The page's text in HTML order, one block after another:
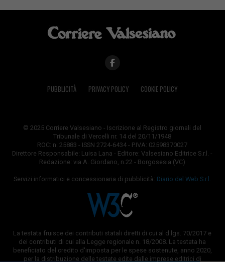
PUBBLICITÀ PRIVACY POLICY COOKIE POLICY
© 2025 Corriere Valsesiano - Iscrizione al Registro giornali del
Tribunale di Vercelli nr. 14 del 20/11/1948
ROC: n. 25883 - ISSN 2724-6434 - P.IVA: 02598370027
Direttore Responsabile: Luisa Lana - Editore: Valsesiano Editrice S.r.l. -
Redazione: via A. Giordano, n.22 - Borgosesia (VC)
Servizi informatici e concessionaria di pubblicità: Diario del Web S.r.l.
La testata fruisce dei contributi statali diretti di cui al d.lgs. 70/2017 e
dei contributi di cui alla Legge regionale n. 18/2008. La testata ha
beneficiato del credito d'imposta per le spese sostenute, anno 2020,
per la distribuzione delle testate edite dalle imprese editrici di